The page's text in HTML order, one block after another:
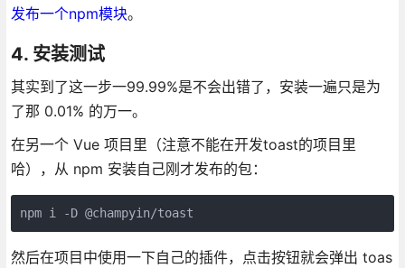
发布一个npm模块。
4. 安装测试
其实到了这一步一99.99%是不会出错了，安装一遍只是为
了那 0.01% 的万一。
在另一个 Vue 项目里（注意不能在开发toast的项目里
哈），从 npm 安装自己刚才发布的包：
npm i -D @champyin/toast
然后在项目中使用一下自己的插件，点击按钮就会弹出 toas